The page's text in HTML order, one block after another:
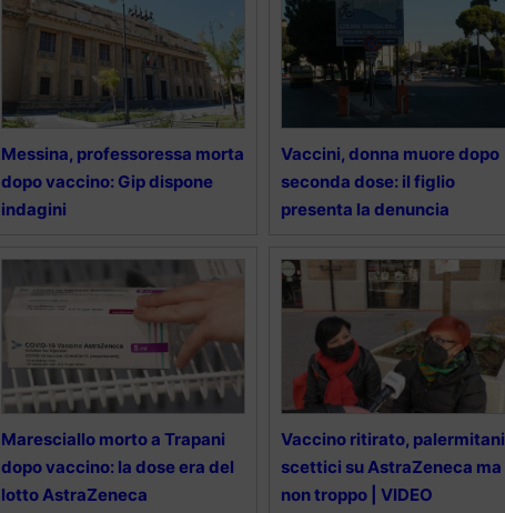
Messina, professoressa morta
dopo vaccino: Gip dispone
indagini
Vaccini, donna muore dopo
seconda dose: il figlio
presenta la denuncia
Maresciallo morto a Trapani
dopo vaccino: la dose era del
lotto AstraZeneca
Vaccino ritirato, palermitani
scettici su AstraZeneca ma
non troppo | VIDEO